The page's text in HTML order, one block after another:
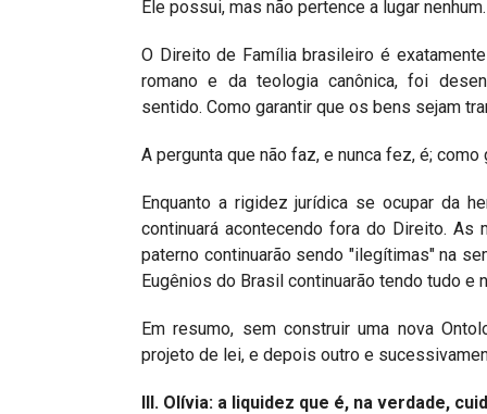
Ele possui, mas não pertence a lugar nenhum.
O Direito de Família brasileiro é
romano e da teologia canônica, foi
sentido. Como garantir que os bens sejam
A pergunta que não faz, e nunca fez, é;
Enquanto a rigidez jurídica se ocupar da
continuará acontecendo fora do Direito.
paterno continuarão sendo "ilegítimas" na
Eugênios do Brasil continuarão tendo tudo e
Em resumo, sem construir uma nova
projeto de lei, e depois outro e
III. Olívia: a liquidez que é, na verdade,